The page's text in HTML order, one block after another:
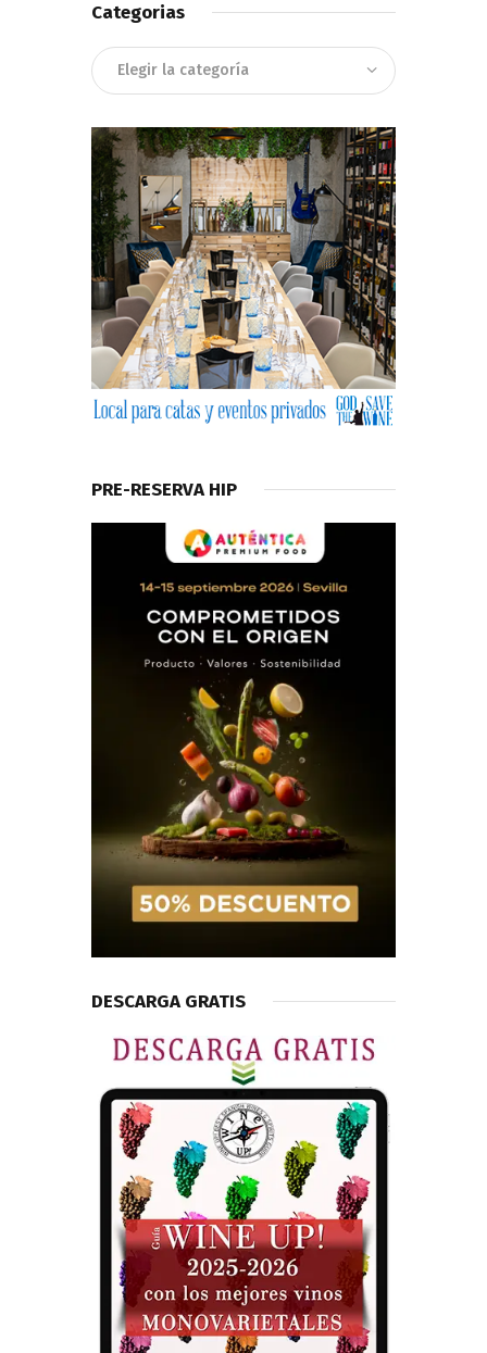
Categorias
Categorias
PRE-RESERVA HIP
DESCARGA GRATIS